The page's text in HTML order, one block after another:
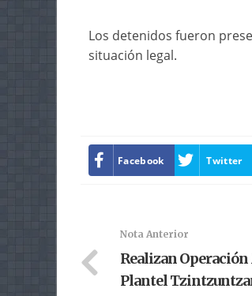
Los detenidos fueron
situación legal.
Facebook Twitter
Nota Anterior
Realizan
Plantel